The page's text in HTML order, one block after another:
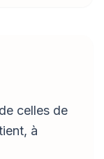
celles de
à